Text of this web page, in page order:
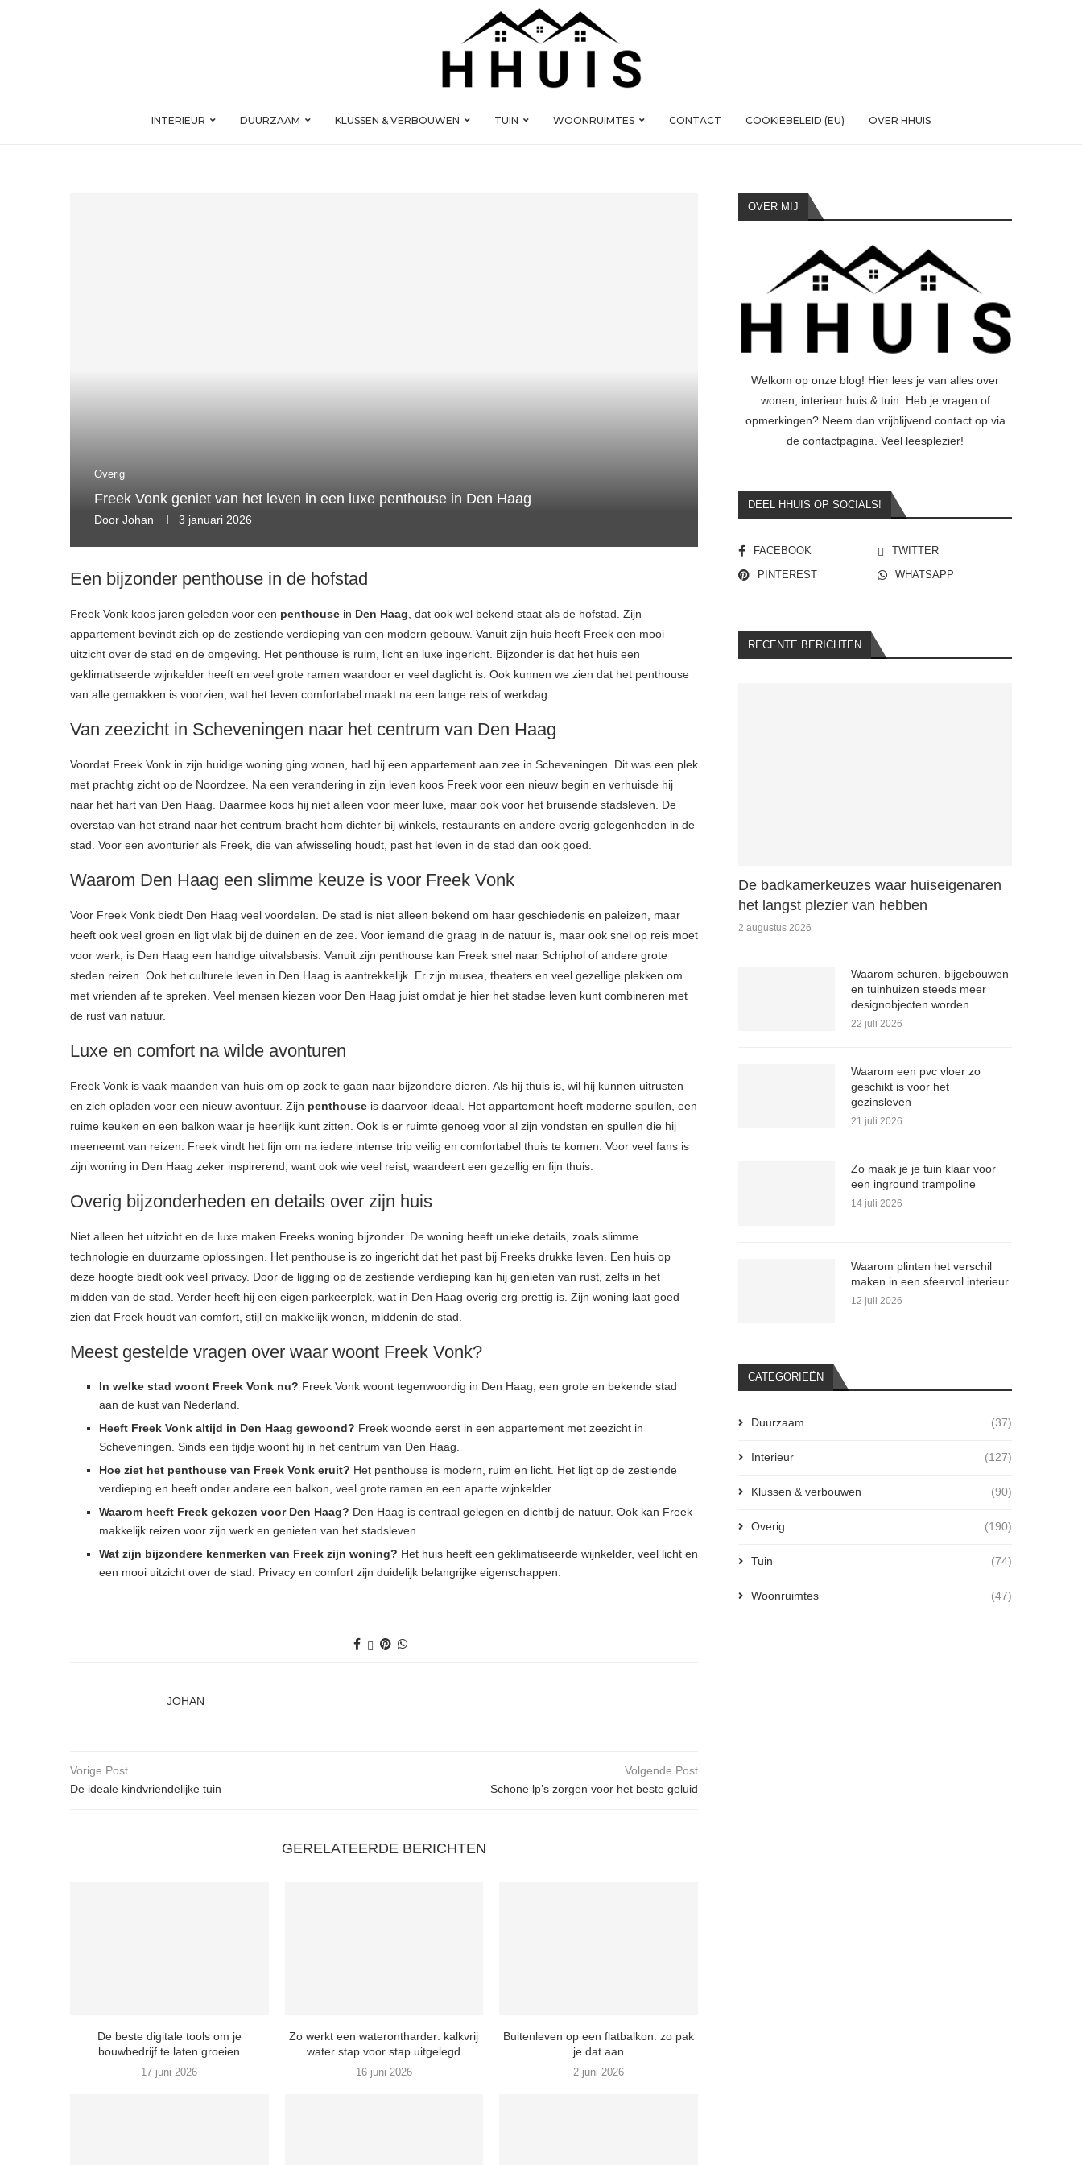
INTERIEUR DUURZAAM KLUSSEN & VERBOUWEN TUIN WOONRUIMTES CONTACT COOKIEBELEID (EU) OVER HHUIS
Overig
Freek Vonk geniet van het leven in een luxe penthouse in Den Haag
Door Johan 3 januari 2026
Een bijzonder penthouse in de hofstad
Freek Vonk koos jaren geleden voor een penthouse in Den Haag , dat ook wel bekend staat als de hofstad. Zijn
appartement bevindt zich op de zestiende verdieping van een modern gebouw. Vanuit zijn huis heeft Freek een mooi
uitzicht over de stad en de omgeving. Het penthouse is ruim, licht en luxe ingericht. Bijzonder is dat het huis een
geklimatiseerde wijnkelder heeft en veel grote ramen waardoor er veel daglicht is. Ook kunnen we zien dat het penthouse
van alle gemakken is voorzien, wat het leven comfortabel maakt na een lange reis of werkdag.
Van zeezicht in Scheveningen naar het centrum van Den Haag
Voordat Freek Vonk in zijn huidige woning ging wonen, had hij een appartement aan zee in Scheveningen. Dit was een plek
met prachtig zicht op de Noordzee. Na een verandering in zijn leven koos Freek voor een nieuw begin en verhuisde hij
naar het hart van Den Haag. Daarmee koos hij niet alleen voor meer luxe, maar ook voor het bruisende stadsleven. De
overstap van het strand naar het centrum bracht hem dichter bij winkels, restaurants en andere overig gelegenheden in de
stad. Voor een avonturier als Freek, die van afwisseling houdt, past het leven in de stad dan ook goed.
Waarom Den Haag een slimme keuze is voor Freek Vonk
Voor Freek Vonk biedt Den Haag veel voordelen. De stad is niet alleen bekend om haar geschiedenis en paleizen, maar
heeft ook veel groen en ligt vlak bij de duinen en de zee. Voor iemand die graag in de natuur is, maar ook snel op reis moet
voor werk, is Den Haag een handige uitvalsbasis. Vanuit zijn penthouse kan Freek snel naar Schiphol of andere grote
steden reizen. Ook het culturele leven in Den Haag is aantrekkelijk. Er zijn musea, theaters en veel gezellige plekken om
met vrienden af te spreken. Veel mensen kiezen voor Den Haag juist omdat je hier het stadse leven kunt combineren met
de rust van natuur.
Luxe en comfort na wilde avonturen
Freek Vonk is vaak maanden van huis om op zoek te gaan naar bijzondere dieren. Als hij thuis is, wil hij kunnen uitrusten
en zich opladen voor een nieuw avontuur. Zijn penthouse is daarvoor ideaal. Het appartement heeft moderne spullen, een
ruime keuken en een balkon waar je heerlijk kunt zitten. Ook is er ruimte genoeg voor al zijn vondsten en spullen die hij
meeneemt van reizen. Freek vindt het fijn om na iedere intense trip veilig en comfortabel thuis te komen. Voor veel fans is
zijn woning in Den Haag zeker inspirerend, want ook wie veel reist, waardeert een gezellig en fijn thuis.
Overig bijzonderheden en details over zijn huis
Niet alleen het uitzicht en de luxe maken Freeks woning bijzonder. De woning heeft unieke details, zoals slimme
technologie en duurzame oplossingen. Het penthouse is zo ingericht dat het past bij Freeks drukke leven. Een huis op
deze hoogte biedt ook veel privacy. Door de ligging op de zestiende verdieping kan hij genieten van rust, zelfs in het
midden van de stad. Verder heeft hij een eigen parkeerplek, wat in Den Haag overig erg prettig is. Zijn woning laat goed
zien dat Freek houdt van comfort, stijl en makkelijk wonen, middenin de stad.
Meest gestelde vragen over waar woont Freek Vonk?
In welke stad woont Freek Vonk nu? Freek Vonk woont tegenwoordig in Den Haag, een grote en bekende stad
aan de kust van Nederland.
Heeft Freek Vonk altijd in Den Haag gewoond? Freek woonde eerst in een appartement met zeezicht in
Scheveningen. Sinds een tijdje woont hij in het centrum van Den Haag.
Hoe ziet het penthouse van Freek Vonk eruit? Het penthouse is modern, ruim en licht. Het ligt op de zestiende
verdieping en heeft onder andere een balkon, veel grote ramen en een aparte wijnkelder.
Waarom heeft Freek gekozen voor Den Haag? Den Haag is centraal gelegen en dichtbij de natuur. Ook kan Freek
makkelijk reizen voor zijn werk en genieten van het stadsleven.
Wat zijn bijzondere kenmerken van Freek zijn woning? Het huis heeft een geklimatiseerde wijnkelder, veel licht en
een mooi uitzicht over de stad. Privacy en comfort zijn duidelijk belangrijke eigenschappen.
JOHAN
Vorige Post
De ideale kindvriendelijke tuin
Volgende Post
Schone lp’s zorgen voor het beste geluid
GERELATEERDE BERICHTEN
De beste digitale tools om je
bouwbedrijf te laten groeien
17 juni 2026
Zo werkt een waterontharder: kalkvrij
water stap voor stap uitgelegd
16 juni 2026
Buitenleven op een flatbalkon: zo pak
je dat aan
2 juni 2026
OVER MIJ
Welkom op onze blog! Hier lees je van alles over
wonen, interieur huis & tuin. Heb je vragen of
opmerkingen? Neem dan vrijblijvend contact op via
de contactpagina. Veel leesplezier!
DEEL HHUIS OP SOCIALS!
FACEBOOK
TWITTER
PINTEREST
WHATSAPP
RECENTE BERICHTEN
De badkamerkeuzes waar huiseigenaren
het langst plezier van hebben
2 augustus 2026
Waarom schuren, bijgebouwen
en tuinhuizen steeds meer
designobjecten worden
22 juli 2026
Waarom een pvc vloer zo
geschikt is voor het
gezinsleven
21 juli 2026
Zo maak je je tuin klaar voor
een inground trampoline
14 juli 2026
Waarom plinten het verschil
maken in een sfeervol interieur
12 juli 2026
CATEGORIEËN
Duurzaam (37)
Interieur (127)
Klussen & verbouwen (90)
Overig (190)
Tuin (74)
Woonruimtes (47)